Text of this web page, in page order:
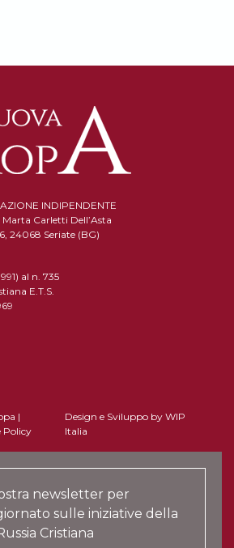
INDIPENDENTE
Carletti Dell’Asta
24068 Seriate (BG)
al n. 735
E.T.S.
|
Policy
Design e Sviluppo by WIP
Italia
newsletter per
sulle iniziative della
Cristiana